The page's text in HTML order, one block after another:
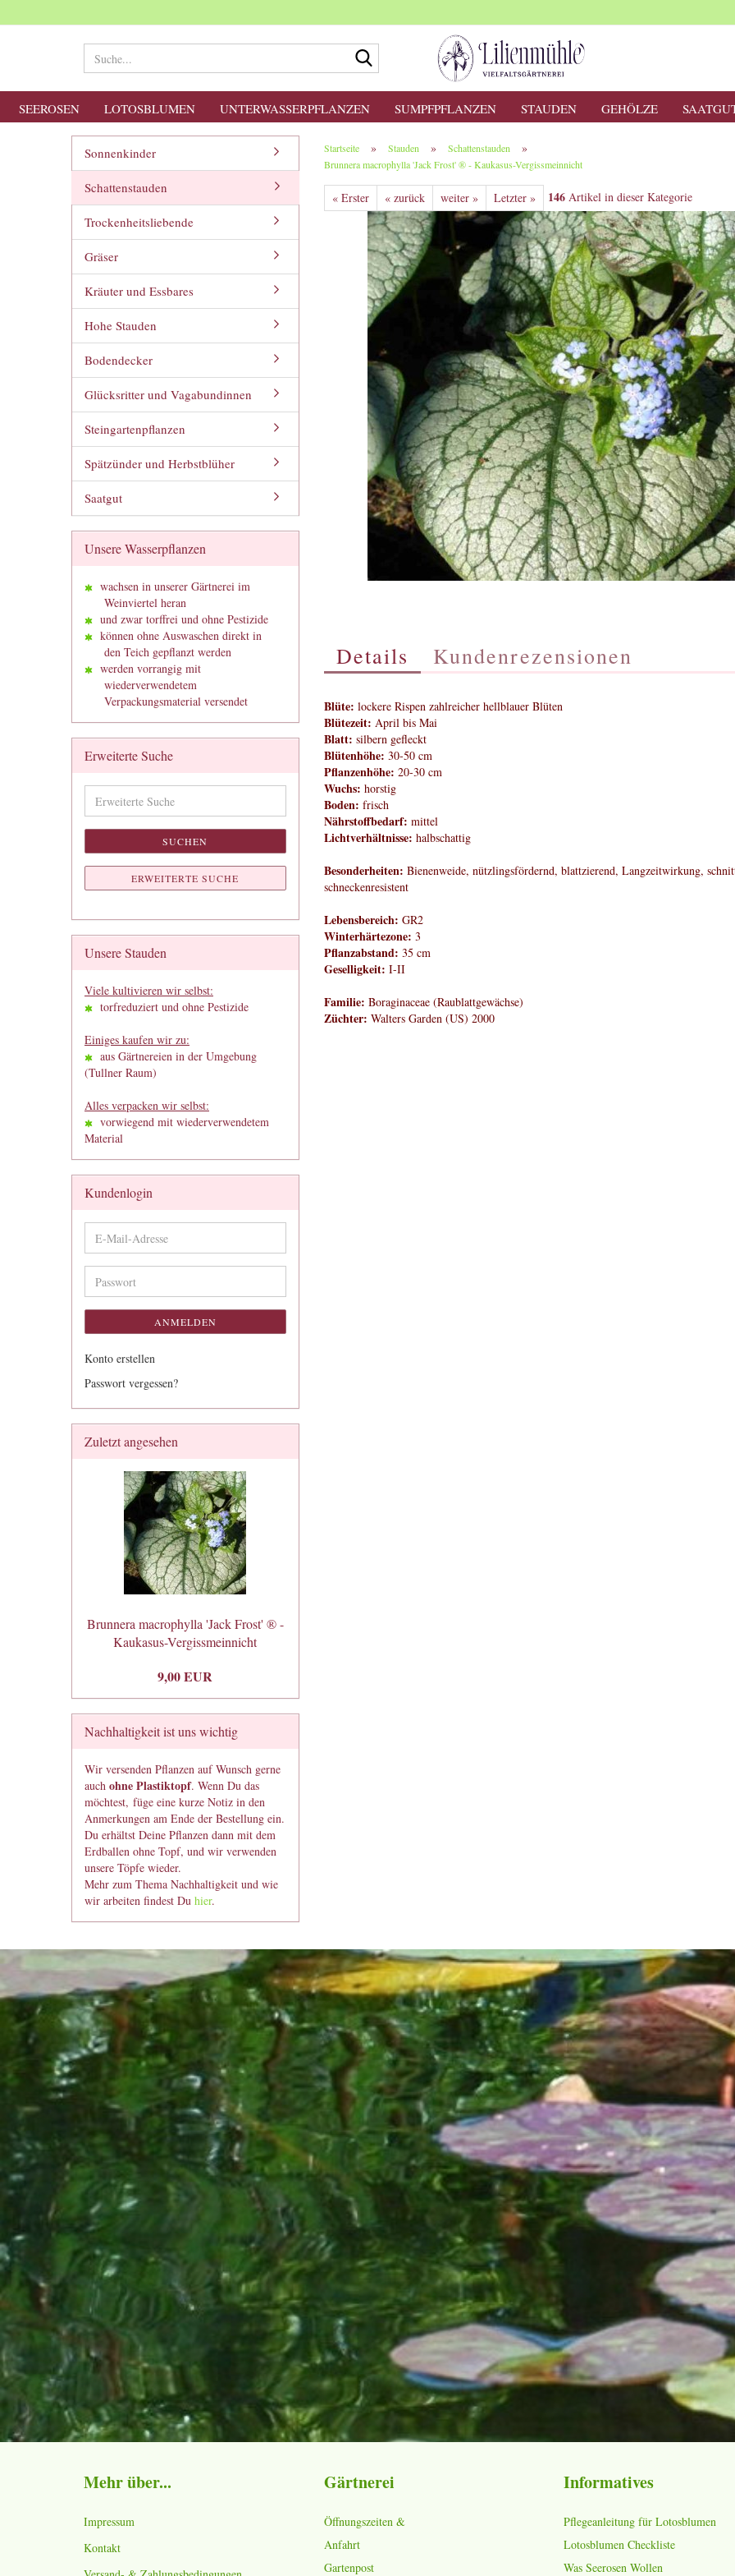
SEEROSEN LOTOSBLUMEN UNTERWASSERPFLANZEN SUMPFPFLANZEN STAUDEN GEHÖLZE
Startseite » Stauden » Schattenstauden »
Brunnera macrophylla 'Jack Frost' ® - Kaukasus-Vergissmeinnicht
« Erster « zurück weiter » Letzter » 146Artikel in dieser Kategorie
Details Kundenrezensionen
Blüte: lockere Rispen zahlreicher hellblauer Blüten
Blütezeit: April bis Mai
Blatt: silbern gefleckt
Blütenhöhe: 30-50 cm
Pflanzenhöhe: 20-30 cm
Wuchs: horstig
Boden: frisch
Nährstoffbedarf: mittel
Lichtverhältnisse: halbschattig
Besonderheiten: Bienenweide, nützlingsfördernd, blattzierend, Langzeitwirkung,
schneckenresistent
Lebensbereich: GR2
Winterhärtezone: 3
Pflanzabstand: 35 cm
Geselligkeit: I-II
Familie: Boraginaceae (Raublattgewächse)
Züchter: Walters Garden (US) 2000
Sonnenkinder
Schattenstauden
Trockenheitsliebende
Gräser
Kräuter und Essbares
Hohe Stauden
Bodendecker
Glücksritter und Vagabundinnen
Steingartenpflanzen
Spätzünder und Herbstblüher
Saatgut
Unsere Wasserpflanzen
wachsen in unserer Gärtnerei im
Weinviertel heran
und zwar torffrei und ohne Pestizide
können ohne Auswaschen direkt in
den Teich gepflanzt werden
werden vorrangig mit
wiederverwendetem
Verpackungsmaterial versendet
Erweiterte Suche
Suche
SUCHEN
ERWEITERTE SUCHE
Unsere Stauden
Viele kultivieren wir selbst:
torfreduziert und ohne Pestizide
Einiges kaufen wir zu:
aus Gärtnereien in der Umgebung
(Tullner Raum)
Alles verpacken wir selbst:
vorwiegend mit wiederverwendetem
Material
Kundenlogin
E-
Mail-
Adresse
Passwort
ANMELDEN
Konto erstellen
Passwort vergessen?
Zuletzt angesehen
Brunnera macrophylla 'Jack Frost' ® -
Kaukasus-Vergissmeinnicht
9,00 EUR
Nachhaltigkeit ist uns wichtig
Wir versenden Pflanzen auf Wunsch gerne
auch ohne Plastiktopf. Wenn Du das
möchtest, füge eine kurze Notiz in den
Anmerkungen am Ende der Bestellung ein.
Du erhältst Deine Pflanzen dann mit dem
Erdballen ohne Topf, und wir verwenden
unsere Töpfe wieder.
Mehr zum Thema Nachhaltigkeit und wie
wir arbeiten findest Du hier.
Mehr über...
Impressum
Kontakt
Gärtnerei
Öffnungszeiten &
Anfahrt
Gartenpost
Informatives
Pflegeanleitung für Lotosblumen
Lotosblumen Checkliste
Was Seerosen Wollen